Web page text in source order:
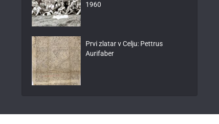
1960
Prvi zlatar v Celju: Pettrus
Aurifaber